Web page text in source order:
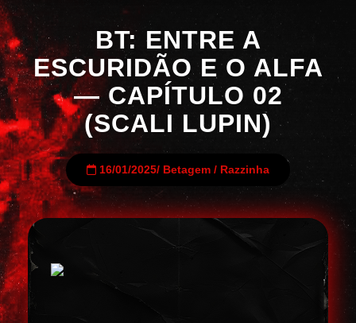
BT: ENTRE A
ESCURIDÃO E O ALFA
— CAPÍTULO 02
(SCALI LUPIN)
16/01/2025/ Betagem / Razzinha